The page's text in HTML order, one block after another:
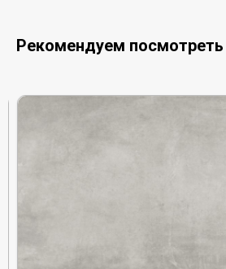
Рекомендуем посмотреть